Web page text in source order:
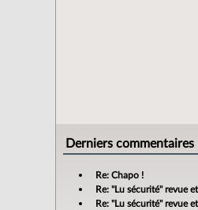
Derniers commentaires
Re: Chapo !
Re: "Lu sécurité" revue et
Re: "Lu sécurité" revue et